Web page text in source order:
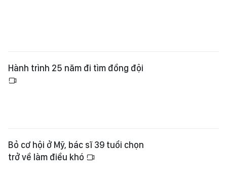
Hành trình 25 năm đi tìm đồng đội
Bỏ cơ hội ở Mỹ, bác sĩ 39 tuổi chọn
trở về làm điều khó